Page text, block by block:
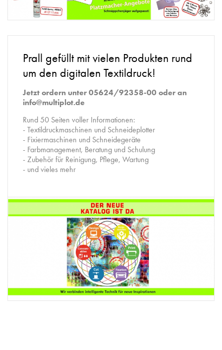
Prall gefüllt mit vielen Produkten rund
um den digitalen Textildruck!
Jetzt ordern unter 05624/92358-00 oder an
info@multiplot.de
Rund 50 Seiten voller Informationen:
- Textildruckmaschinen und Schneideplotter
- Fixiermaschinen und Schneidegeräte
- Farbmanagement, Beratung und Schulung
- Zubehör für Reinigung, Pflege, Wartung
- und vieles mehr